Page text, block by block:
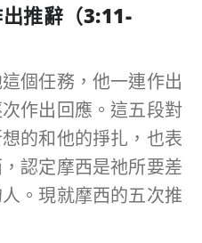
推辭 （3:11-
個任務，他一連作出
作出回應。這五段對
的和他的掙扎，也表
認定摩西是祂所要差
。現就摩西的五次推